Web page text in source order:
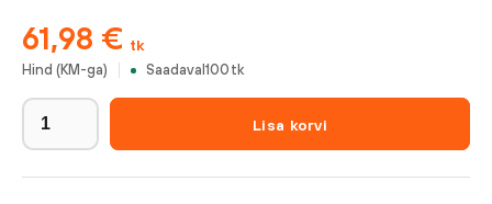
61,98 € tk
Hind (KM-ga) Saadaval 100 tk
Lisa korvi